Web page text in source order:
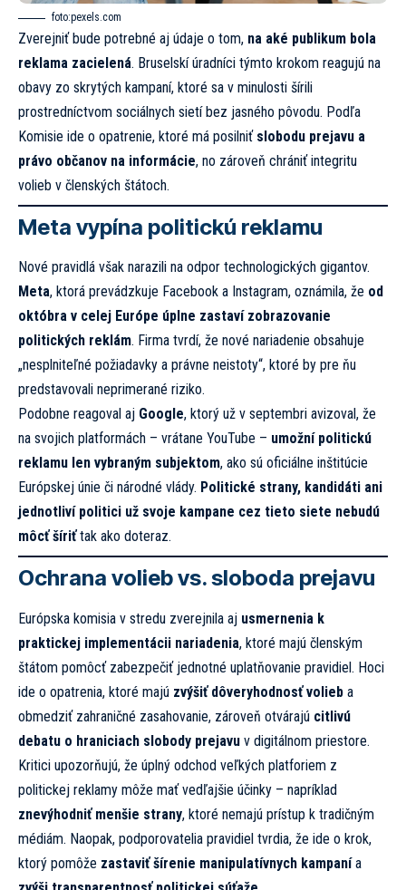
foto:pexels.com
Zverejniť bude potrebné aj údaje o tom, na aké publikum bola
reklama zacielená. Bruselskí úradníci týmto krokom reagujú na
obavy zo skrytých kampaní, ktoré sa v minulosti šírili
prostredníctvom sociálnych sietí bez jasného pôvodu. Podľa
Komisie ide o opatrenie, ktoré má posilniť slobodu prejavu a
právo občanov na informácie, no zároveň chrániť integritu
volieb v členských štátoch.
Meta vypína politickú reklamu
Nové pravidlá však narazili na odpor technologických gigantov.
Meta, ktorá prevádzkuje Facebook a Instagram, oznámila, že od
októbra v celej Európe úplne zastaví zobrazovanie
politických reklám. Firma tvrdí, že nové nariadenie obsahuje
„nesplniteľné požiadavky a právne neistoty“, ktoré by pre ňu
predstavovali neprimerané riziko.
Podobne reagoval aj Google, ktorý už v septembri avizoval, že
na svojich platformách – vrátane YouTube – umožní politickú
reklamu len vybraným subjektom, ako sú oficiálne inštitúcie
Európskej únie či národné vlády. Politické strany, kandidáti ani
jednotliví politici už svoje kampane cez tieto siete nebudú
môcť šíriťtak ako doteraz.
Ochrana volieb vs. sloboda prejavu
Európska komisia v stredu zverejnila aj usmernenia k
praktickej implementácii nariadenia, ktoré majú členským
štátom pomôcť zabezpečiť jednotné uplatňovanie pravidiel. Hoci
ide o opatrenia, ktoré majú zvýšiť dôveryhodnosť volieb a
obmedziť zahraničné zasahovanie, zároveň otvárajú citlivú
debatu o hraniciach slobody prejavu v digitálnom priestore.
Kritici upozorňujú, že úplný odchod veľkých platforiem z
politickej reklamy môže mať vedľajšie účinky – napríklad
znevýhodniť menšie strany, ktoré nemajú prístup k tradičným
médiám. Naopak, podporovatelia pravidiel tvrdia, že ide o krok,
ktorý pomôže zastaviť šírenie manipulatívnych kampanía